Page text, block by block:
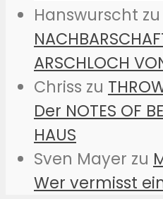
Hanswurscht zu
ARSCHLOCH
Chriss zu
Der NOTES OF
HAUS
Sven Mayer zu
Wer vermisst